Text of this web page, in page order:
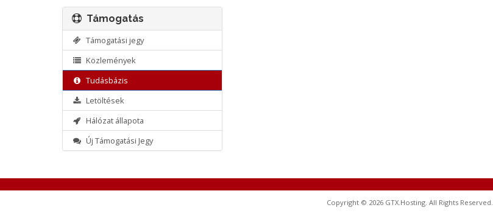
Támogatás
Támogatási jegy
Közlemények
Tudásbázis
Letöltések
Hálózat állapota
Új Támogatási Jegy
Copyright © 2026 GTX.Hosting. All Rights Reserved.